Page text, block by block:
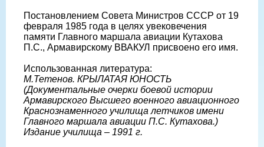
Постановлением Совета Министров СССР от 19
февраля 1985 года в целях увековечения
памяти Главного маршала авиации Кутахова
П.С., Армавирскому ВВАКУЛ присвоено его имя.
Использованная литература:
М.Тетенов. КРЫЛАТАЯ ЮНОСТЬ
(Документальные очерки боевой истории
Армавирского Высшего военного авиационного
Краснознаменного училища летчиков имени
Главного маршала авиации П.С. Кутахова.)
Издание училища – 1991 г.